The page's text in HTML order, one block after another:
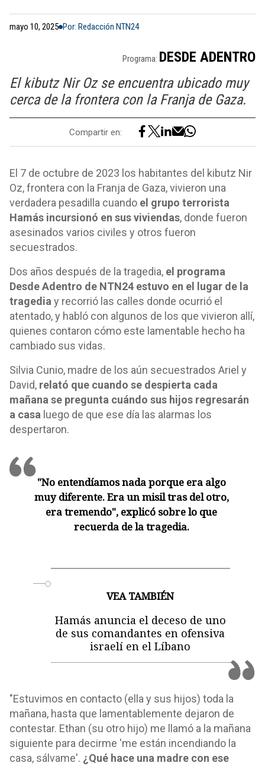
mayo 10, 2025 Por: Redacción NTN24
Programa: DESDE ADENTRO
El kibutz Nir Oz se encuentra ubicado muy
cerca de la frontera con la Franja de Gaza.
Compartir en:
El 7 de octubre de 2023 los habitantes del kibutz Nir
Oz, frontera con la Franja de Gaza, vivieron una
verdadera pesadilla cuando el grupo terrorista
Hamás incursionó en sus viviendas, donde fueron
asesinados varios civiles y otros fueron
secuestrados.
Dos años después de la tragedia, el programa
Desde Adentro de NTN24 estuvo en el lugar de la
tragedia y recorrió las calles donde ocurrió el
atentado, y habló con algunos de los que vivieron allí,
quienes contaron cómo este lamentable hecho ha
cambiado sus vidas.
Silvia Cunio, madre de los aún secuestrados Ariel y
David, relató que cuando se despierta cada
mañana se pregunta cuándo sus hijos regresarán
a casa luego de que ese día las alarmas los
despertaron.
"No entendíamos nada porque era algo
muy diferente. Era un misil tras del otro,
era tremendo", explicó sobre lo que
recuerda de la tragedia.
VEA TAMBIÉN
Hamás anuncia el deceso de uno
de sus comandantes en ofensiva
israelí en el Líbano
"Estuvimos en contacto (ella y sus hijos) toda la
mañana, hasta que lamentablemente dejaron de
contestar. Ethan (su otro hijo) me llamó a la mañana
siguiente para decirme 'me están incendiando la
casa, sálvame'. ¿Qué hace una madre con ese